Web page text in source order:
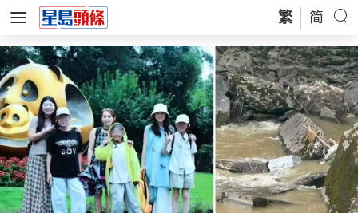
繁 简